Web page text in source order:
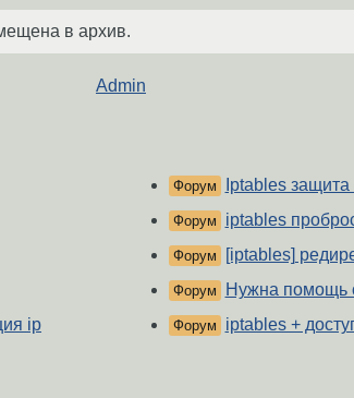
в архив.
Admin
ip
Форум Iptables
Форум iptables
Форум [iptables]
Форум Нужна помощь
Форум iptables +